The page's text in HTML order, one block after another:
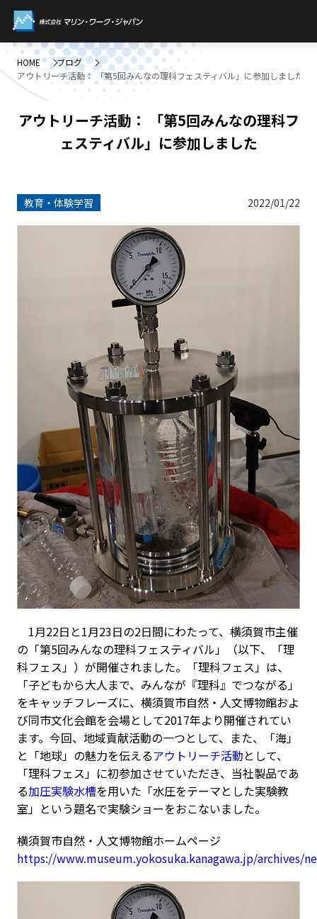
HOME
ブログ
アウトリーチ活動： 「第5回みんなの理科フェスティバル」に参加しました
アウトリーチ活動： 「第5回みんなの理科フ
ェスティバル」に参加しました
教育・体験学習 2022/01/22
1月22日と1月23日の2日間にわたって、横須賀市主催
の「第5回みんなの理科フェスティバル」（以下、「理
科フェス」）が開催されました。「理科フェス」は、
「子どもから大人まで、みんなが『理科』でつながる」
をキャッチフレーズに、横須賀市自然・人文博物館およ
び同市文化会館を会場として2017年より開催されてい
ます。今回、地域貢献活動の一つとして、また、「海」
と「地球」の魅力を伝えるアウトリーチ活動として、
「理科フェス」に初参加させていただき、当社製品であ
る加圧実験水槽を用いた「水圧をテーマとした実験教
室」という題名で実験ショーをおこないました。
横須賀市自然・人文博物館ホームページ
https://www.museum.yokosuka.kanagawa.jp/archives/